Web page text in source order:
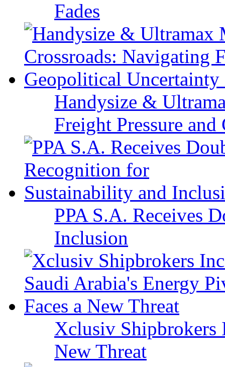
Fades
Handysize &
Freight Pressure
PPA S.A. Receives
Inclusion
Xclusiv Shipbrokers
New Threat